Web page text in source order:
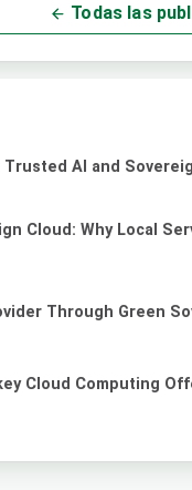
Todas las
AI and
Cloud: Why Local
Through Green
Cloud Computing